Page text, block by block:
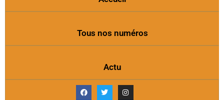
Tous nos numéros
Actu